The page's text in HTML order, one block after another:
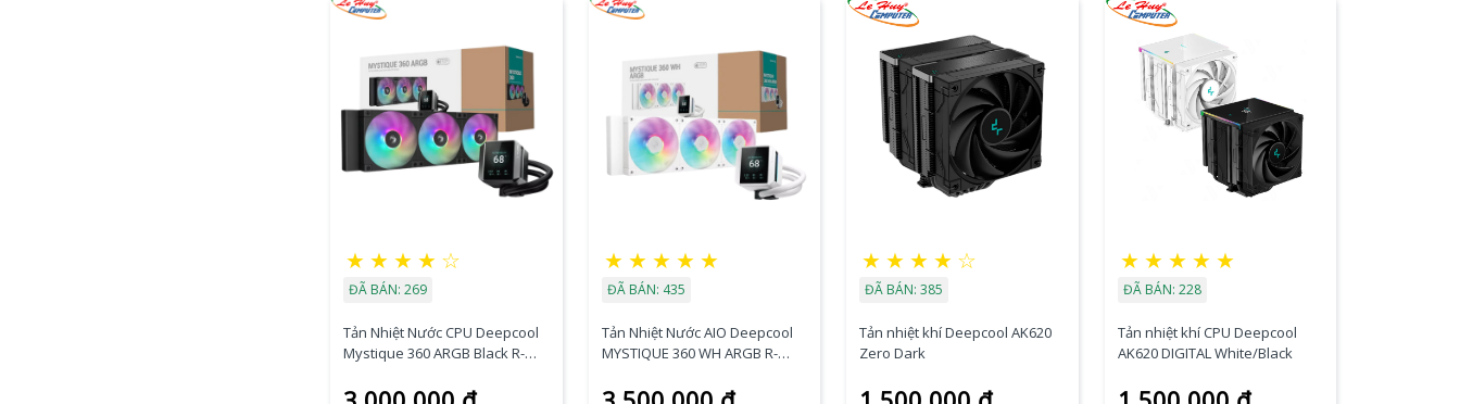
★ ★ ★ ★ ☆
ĐÃ BÁN: 269
Tản Nhiệt Nước CPU Deepcool
Mystique 360 ARGB Black R-
★ ★ ★ ★ ★
ĐÃ BÁN: 435
Tản Nhiệt Nước AIO Deepcool
MYSTIQUE 360 WH ARGB R-
★ ★ ★ ★ ☆
ĐÃ BÁN: 385
Tản nhiệt khí Deepcool AK620
Zero Dark
★ ★ ★ ★ ★
ĐÃ BÁN: 228
Tản nhiệt khí CPU Deepcool
AK620 DIGITAL White/Black